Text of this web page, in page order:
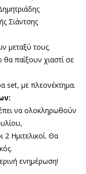
Σιάντσης
μεταξύ τους.
παίξουν χιαστί σε
set, με πλεονέκτημα.
να ολοκληρωθούν
2 Ημιτελικοί. Θα
ενημέρωση!